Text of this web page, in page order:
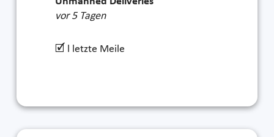
vor 5 Tagen
🗹 l letzte Meile